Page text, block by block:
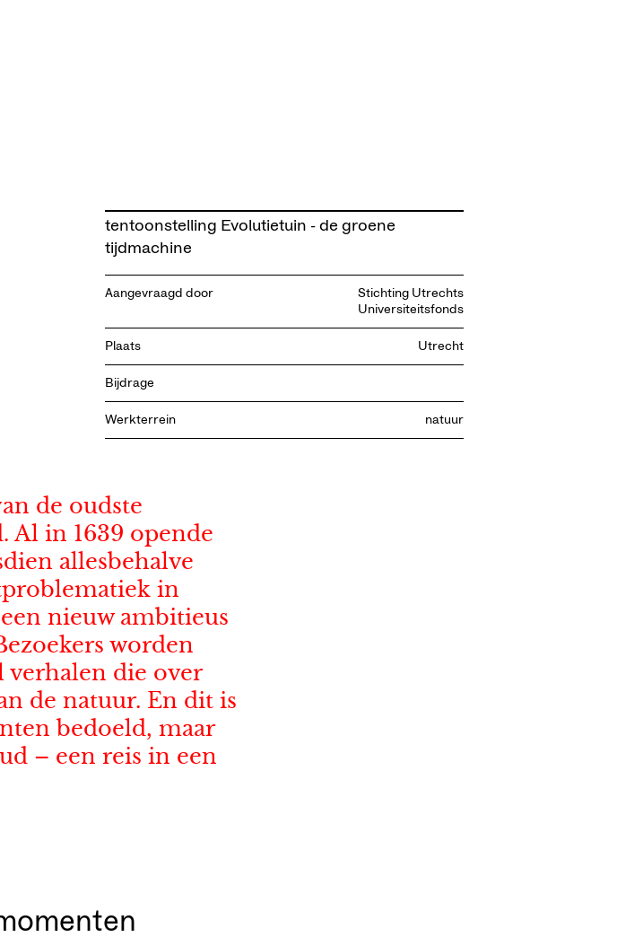
tentoonstelling Evolutietuin - de groene
tijdmachine
Aangevraagd door
Stichting Utrechts
Universiteitsfonds
Plaats Utrecht
Bijdrage
Werkterrein natuur
de oudste
Al in 1639 opende
allesbehalve
in
nieuw ambitieus
worden
die over
de natuur. En dit is
bedoeld, maar
– een reis in een